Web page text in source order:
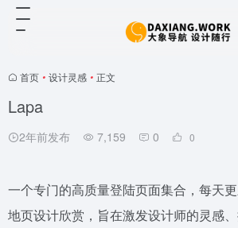
首页 • 设计灵感 • 正文
Lapa
2年前发布 7,159 0 0
一个专门的高质量登陆页面集合，每天
地页设计欣赏，旨在激发设计师的灵感